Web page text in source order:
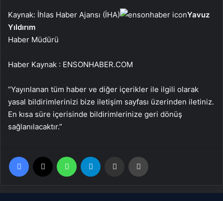
Kaynak: İhlas Haber Ajansı (İHA)
Yavuz
Yıldırım
Haber Müdürü
Haber Kaynak : ENSONHABER.COM
“Yayınlanan tüm haber ve diğer içerikler ile ilgili olarak
yasal bildirimlerinizi bize iletişim sayfası üzerinden iletiniz.
En kısa süre içerisinde bildirimlerinize geri dönüş
sağlanılacaktır.”
Facebook WhatsApp Email'den paylaş